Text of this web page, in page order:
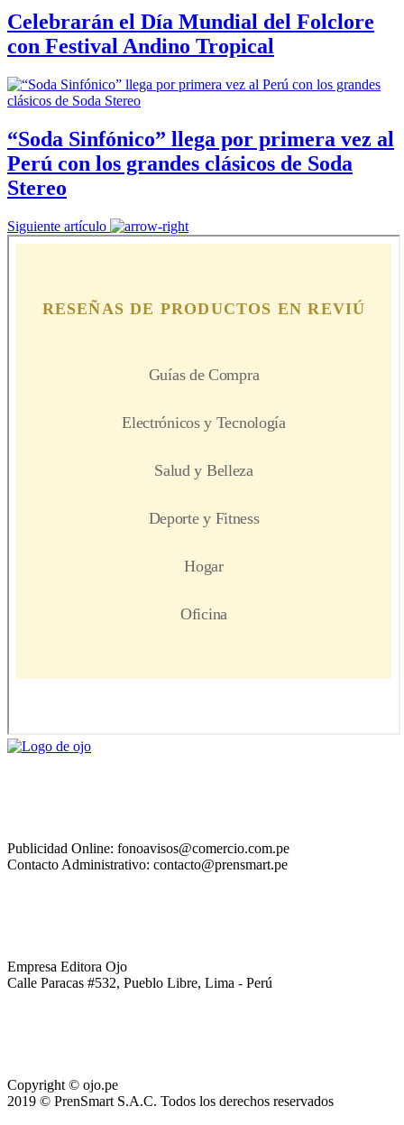
Celebrarán el Día Mundial del Folclore
con Festival Andino Tropical
“Soda Sinfónico” llega por primera vez al
Perú con los grandes clásicos de Soda
Stereo
Siguiente artículo
Publicidad Online: fonoavisos@comercio.com.pe
Contacto Administrativo: contacto@prensmart.pe
Empresa Editora Ojo
Calle Paracas #532, Pueblo Libre, Lima - Perú
Copyright © ojo.pe
2019 © PrenSmart S.A.C. Todos los derechos reservados